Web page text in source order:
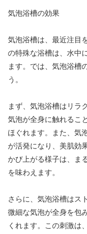
気泡浴槽の効果
気泡浴槽は、最近注目
の特殊な浴槽は、水中
ます。では、気泡浴槽
う。
まず、気泡浴槽はリラ
気泡が全身に触れるこ
ほぐれます。また、気
が活発になり、美肌効
かび上がる様子は、ま
を味わえます。
さらに、気泡浴槽はス
微細な気泡が全身を包
くれます。この刺激は